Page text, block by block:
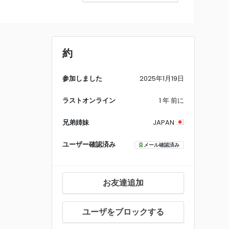
約
参加しました 2025年1月19日
ラストオンライン 1 年 前に
兄弟姉妹 JAPAN
ユーザー確認済み メール確認済み
お友達追加
ユーザをブロックする